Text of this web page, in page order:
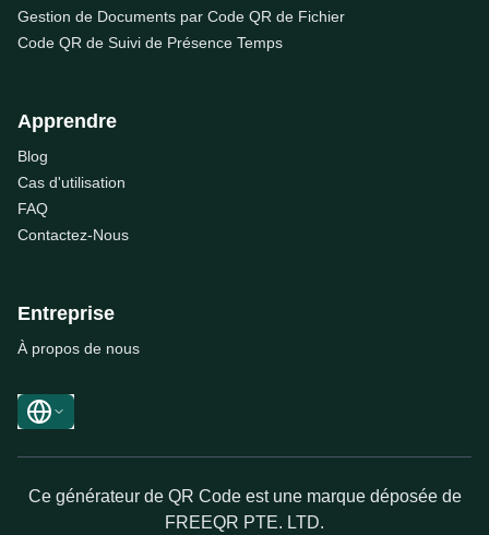
Gestion de Documents par Code QR de Fichier
Code QR de Suivi de Présence Temps
Apprendre
Blog
Cas d'utilisation
FAQ
Contactez-Nous
Entreprise
À propos de nous
Ce générateur de QR Code est une marque déposée de
FREEQR PTE. LTD.